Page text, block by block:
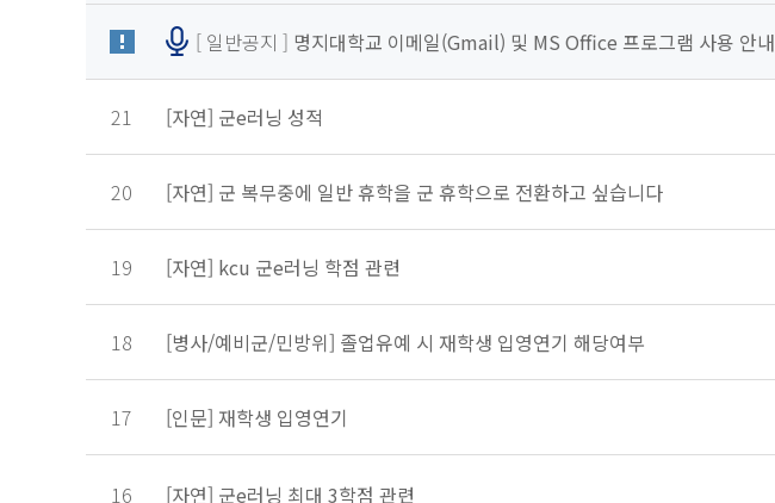
[ 일반공지 ] 명지대학교 이메일(Gmail) 및 MS Office 프로그램 사용 안내
21 [자연] 군e러닝 성적
20 [자연] 군 복무중에 일반 휴학을 군 휴학으로 전환하고 싶습니다
19 [자연] kcu 군e러닝 학점 관련
18 [병사/예비군/민방위] 졸업유예 시 재학생 입영연기 해당여부
17 [인문] 재학생 입영연기
16 [자연] 군e러닝 최대 3학점 관련